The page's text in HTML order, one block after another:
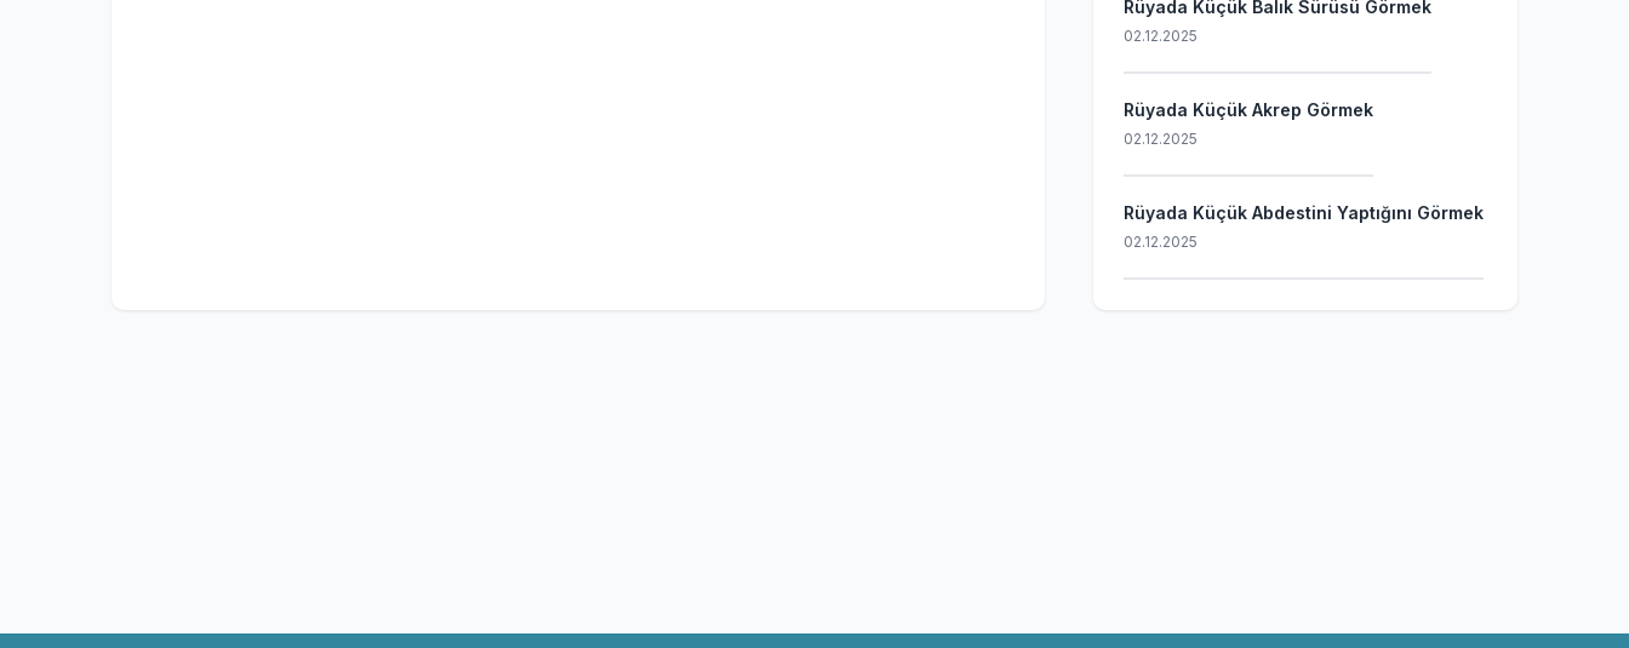
Rüyada Küçük Balık Sürüsü Görmek
02.12.2025
Rüyada Küçük Akrep Görmek
02.12.2025
Rüyada Küçük Abdestini Yaptığını Görmek
02.12.2025